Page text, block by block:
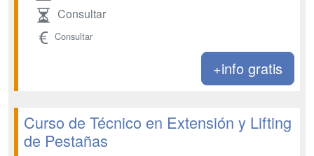
Consultar
Consultar
+info gratis
Curso de Técnico en Extensión y Lifting
de Pestañas